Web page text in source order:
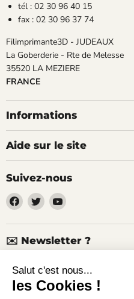
tél : 02 30 96 40 15
fax : 02 30 96 37 74
Filimprimante3D - JUDEAUX
La Goberderie - Rte de Melesse
35520 LA MEZIERE
FRANCE
Informations
Aide sur le site
Suivez-nous
Trouvez-
nous
sur
Facebook
Trouvez-
nous
sur
Twitter
Trouvez-
sur
YouTube
✉️ Newsletter ?
Nouveaux produits, articles
réduction...